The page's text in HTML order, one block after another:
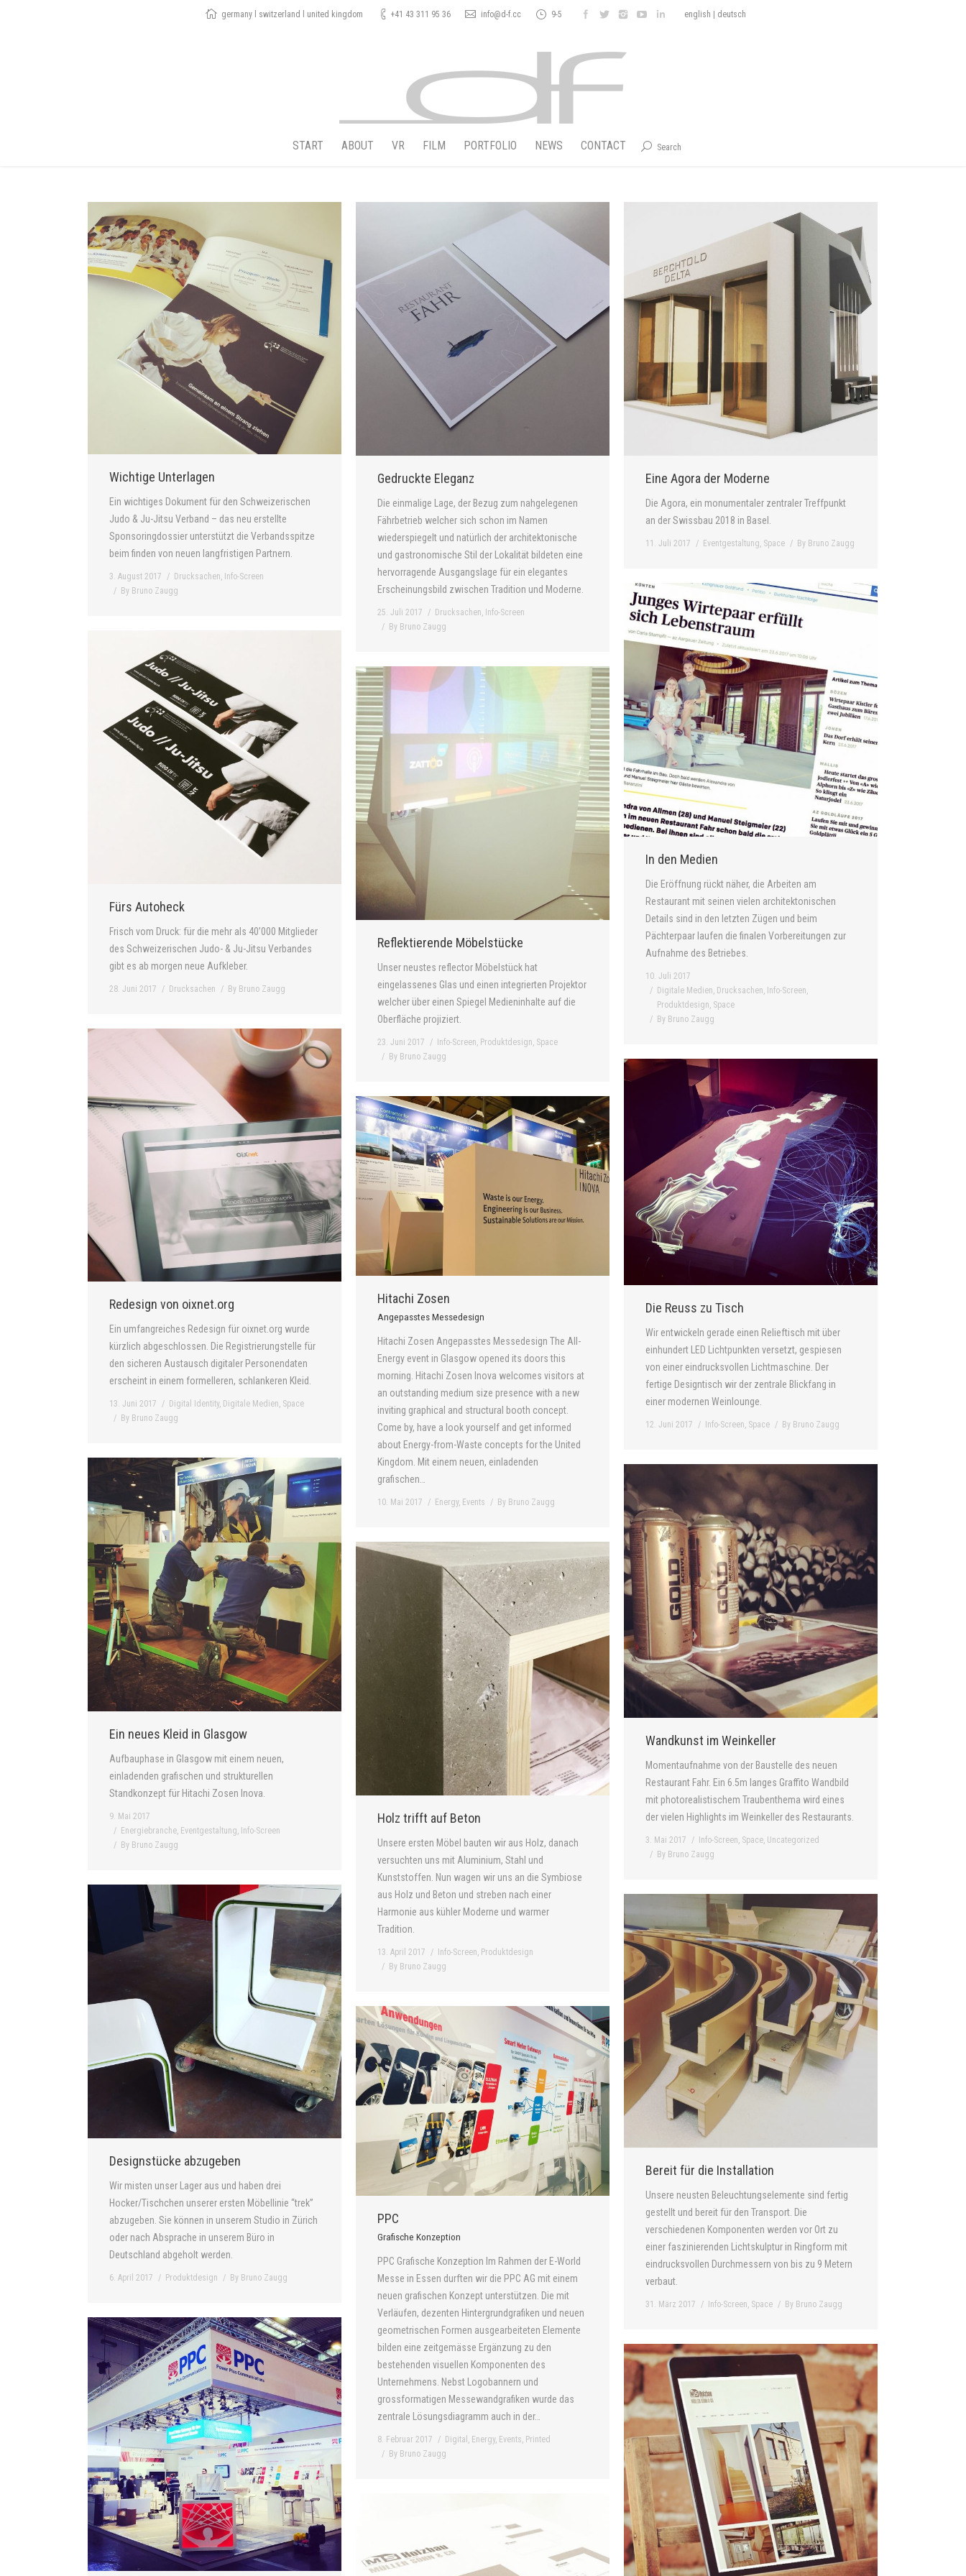
germany l switzerland l united kingdom +41 43 311 95 36 info@d-f.cc 9-5 english deutsch
START ABOUT VR FILM PORTFOLIO NEWS CONTACT Search
Wichtige Unterlagen
Ein wichtiges Dokument für den Schweizerischen
Judo & Ju-Jitsu Verband – das neu erstellte
Sponsoringdossier unterstützt die Verbandsspitze
beim finden von neuen langfristigen Partnern.
3. August 2017 Drucksachen, Info-Screen
By Bruno Zaugg
Gedruckte Eleganz
Die einmalige Lage, der Bezug zum nahgelegenen
Fährbetrieb welcher sich schon im Namen
wiederspiegelt und natürlich der architektonische
und gastronomische Stil der Lokalität bildeten eine
hervorragende Ausgangslage für ein elegantes
Erscheinungsbild zwischen Tradition und Moderne.
25. Juli 2017 Drucksachen, Info-Screen
By Bruno Zaugg
Eine Agora der Moderne
Die Agora, ein monumentaler zentraler Treffpunkt
an der Swissbau 2018 in Basel.
11. Juli 2017 Eventgestaltung, Space By Bruno Zaugg
In den Medien
Die Eröffnung rückt näher, die Arbeiten am
Restaurant mit seinen vielen architektonischen
Details sind in den letzten Zügen und beim
Pächterpaar laufen die finalen Vorbereitungen zur
Aufnahme des Betriebes.
10. Juli 2017
Digitale Medien, Drucksachen, Info-Screen,
Produktdesign, Space
By Bruno Zaugg
Fürs Autoheck
Frisch vom Druck: für die mehr als 40’000 Mitglieder
des Schweizerischen Judo- & Ju-Jitsu Verbandes
gibt es ab morgen neue Aufkleber.
28. Juni 2017 Drucksachen By Bruno Zaugg
Reflektierende Möbelstücke
Unser neustes reflector Möbelstück hat
eingelassenes Glas und einen integrierten Projektor
welcher über einen Spiegel Medieninhalte auf die
Oberfläche projiziert.
23. Juni 2017 Info-Screen, Produktdesign, Space
By Bruno Zaugg
Redesign von oixnet.org
Ein umfangreiches Redesign für oixnet.org wurde
kürzlich abgeschlossen. Die Registrierungstelle für
den sicheren Austausch digitaler Personendaten
erscheint in einem formelleren, schlankeren Kleid.
13. Juni 2017 Digital Identity, Digitale Medien, Space
By Bruno Zaugg
Die Reuss zu Tisch
Wir entwickeln gerade einen Relieftisch mit über
einhundert LED Lichtpunkten versetzt, gespiesen
von einer eindrucksvollen Lichtmaschine. Der
fertige Designtisch wir der zentrale Blickfang in
einer modernen Weinlounge.
12. Juni 2017 Info-Screen, Space By Bruno Zaugg
Hitachi Zosen
Angepasstes Messedesign
Hitachi Zosen Angepasstes Messedesign The All-
Energy event in Glasgow opened its doors this
morning. Hitachi Zosen Inova welcomes visitors at
an outstanding medium size presence with a new
inviting graphical and structural booth concept.
Come by, have a look yourself and get informed
about Energy-from-Waste concepts for the United
Kingdom. Mit einem neuen, einladenden
grafischen…
10. Mai 2017 Energy, Events By Bruno Zaugg
Ein neues Kleid in Glasgow
Aufbauphase in Glasgow mit einem neuen,
einladenden grafischen und strukturellen
Standkonzept für Hitachi Zosen Inova.
9. Mai 2017
Energiebranche, Eventgestaltung, Info-Screen
By Bruno Zaugg
Wandkunst im Weinkeller
Momentaufnahme von der Baustelle des neuen
Restaurant Fahr. Ein 6.5m langes Graffito Wandbild
mit photorealistischem Traubenthema wird eines
der vielen Highlights im Weinkeller des Restaurants.
3. Mai 2017 Info-Screen, Space, Uncategorized
By Bruno Zaugg
Holz trifft auf Beton
Unsere ersten Möbel bauten wir aus Holz, danach
versuchten uns mit Aluminium, Stahl und
Kunststoffen. Nun wagen wir uns an die Symbiose
aus Holz und Beton und streben nach einer
Harmonie aus kühler Moderne und warmer
Tradition.
13. April 2017 Info-Screen, Produktdesign
By Bruno Zaugg
Designstücke abzugeben
Wir misten unser Lager aus und haben drei
Hocker/Tischchen unserer ersten Möbellinie “trek”
abzugeben. Sie können in unserem Studio in Zürich
oder nach Absprache in unserem Büro in
Deutschland abgeholt werden.
6. April 2017 Produktdesign By Bruno Zaugg
Bereit für die Installation
Unsere neusten Beleuchtungselemente sind fertig
gestellt und bereit für den Transport. Die
verschiedenen Komponenten werden vor Ort zu
einer faszinierenden Lichtskulptur in Ringform mit
eindrucksvollen Durchmessern von bis zu 9 Metern
verbaut.
31. März 2017 Info-Screen, Space By Bruno Zaugg
PPC
Grafische Konzeption
PPC Grafische Konzeption Im Rahmen der E-World
Messe in Essen durften wir die PPC AG mit einem
neuen grafischen Konzept unterstützen. Die mit
Verläufen, dezenten Hintergrundgrafiken und neuen
geometrischen Formen ausgearbeiteten Elemente
bilden eine zeitgemässe Ergänzung zu den
bestehenden visuellen Komponenten des
Unternehmens. Nebst Logobannern und
grossformatigen Messewandgrafiken wurde das
zentrale Lösungsdiagramm auch in der…
8. Februar 2017 Digital , Energy, Events, Printed
By Bruno Zaugg